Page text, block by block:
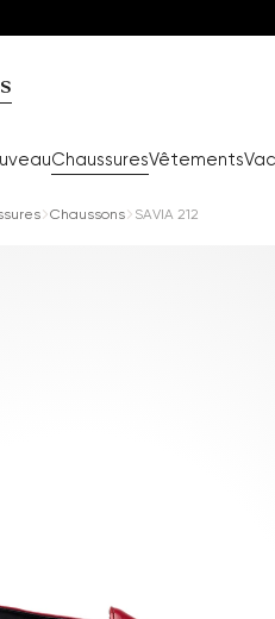
ChaussuresVêtements
Chaussons SAVIA 212